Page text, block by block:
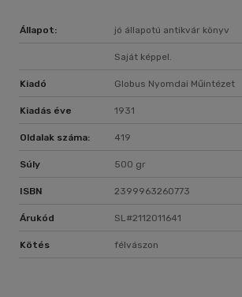
Állapot: jó állapotú antikvár könyv
Saját képpel.
Kiadó Globus Nyomdai Műintézet
Kiadás éve 1931
Oldalak száma: 419
Súly 500 gr
ISBN 2399963260773
Árukód SL#2112011641
Kötés félvászon